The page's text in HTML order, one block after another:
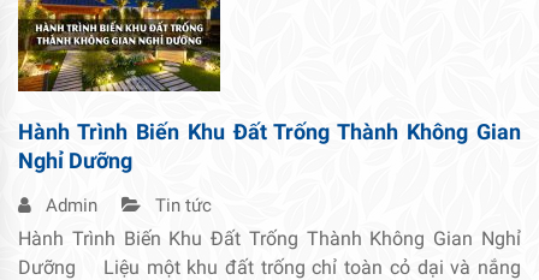
Hành Trình Biến Khu Đất Trống Thành Không Gian
Nghỉ Dưỡng
Admin Tin tức
Hành Trình Biến Khu Đất Trống Thành Không Gian Nghỉ
Dưỡng Liệu một khu đất trống chỉ toàn cỏ dại và nắng